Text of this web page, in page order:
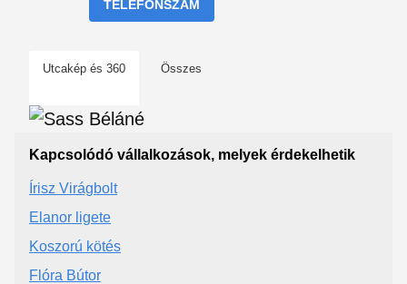
TELEFONSZÁM
Utcakép és 360 Összes
Kapcsolódó vállalkozások, melyek érdekelhetik
Írisz Virágbolt
Elanor ligete
Koszorú kötés
Flóra Bútor